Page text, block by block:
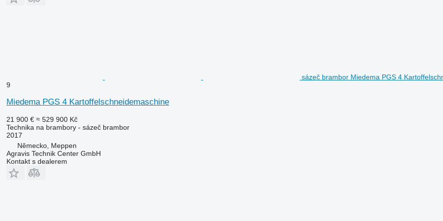
sázeč brambor Miedema PGS 4
9
Miedema PGS 4 Kartoffelschneidemaschine
21 900 € ≈ 529 900 Kč
Technika na brambory - sázeč brambor
2017
Německo, Meppen
Agravis Technik Center GmbH
Kontakt s dealerem